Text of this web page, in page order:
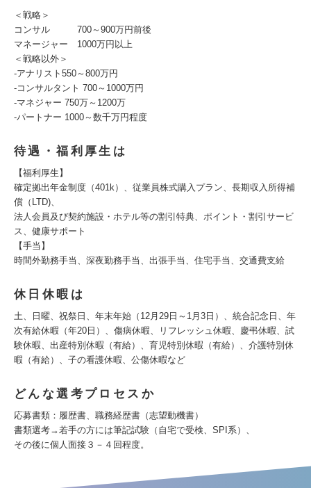
＜戦略＞
コンサル 700～900万円前後
マネージャー 1000万円以上
＜戦略以外＞
-アナリスト550～800万円
-コンサルタント 700～1000万円
-マネジャー 750万～1200万
-パートナー 1000～数千万円程度
待遇・福利厚生は
【福利厚生】
確定拠出年金制度（401k）、従業員株式購入プラン、長期収入所得補
償（LTD)、
法人会員及び契約施設・ホテル等の割引特典、ポイント・割引サービ
ス、健康サポート
【手当】
時間外勤務手当、深夜勤務手当、出張手当、住宅手当、交通費支給
休日休暇は
土、日曜、祝祭日、年末年始（12月29日～1月3日）、統合記念日、年
次有給休暇（年20日）、傷病休暇、リフレッシュ休暇、慶弔休暇、試
験休暇、出産特別休暇（有給）、育児特別休暇（有給）、介護特別休
暇（有給）、子の看護休暇、公傷休暇など
どんな選考プロセスか
応募書類：履歴書、職務経歴書（志望動機書）
書類選考→若手の方には筆記試験（自宅で受検、SPI系）、
その後に個人面接３－４回程度。